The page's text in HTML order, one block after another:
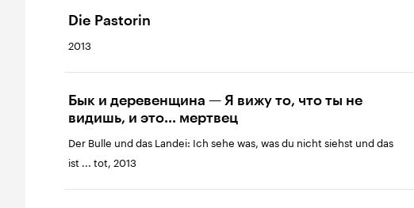
Die Pastorin
2013
Бык и деревенщина — Я вижу то, что ты не
видишь, и это... мертвец
Der Bulle und das Landei: Ich sehe was, was du nicht siehst und das
ist ... tot, 2013